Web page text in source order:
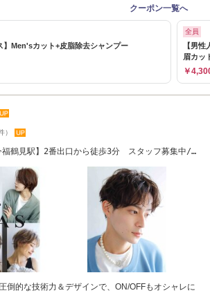
クーポン一覧へ
】Men'sカット+皮脂除去シャンプー
全員
【男
眉カッ
￥
）
福鶴見駅】2番出口から徒歩3分 スタッフ募集中/
倒的な技術力＆デザインで、ON/OFFもオシャレに